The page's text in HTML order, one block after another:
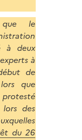
le
à deux
à
de
que
protesté
des
du 26